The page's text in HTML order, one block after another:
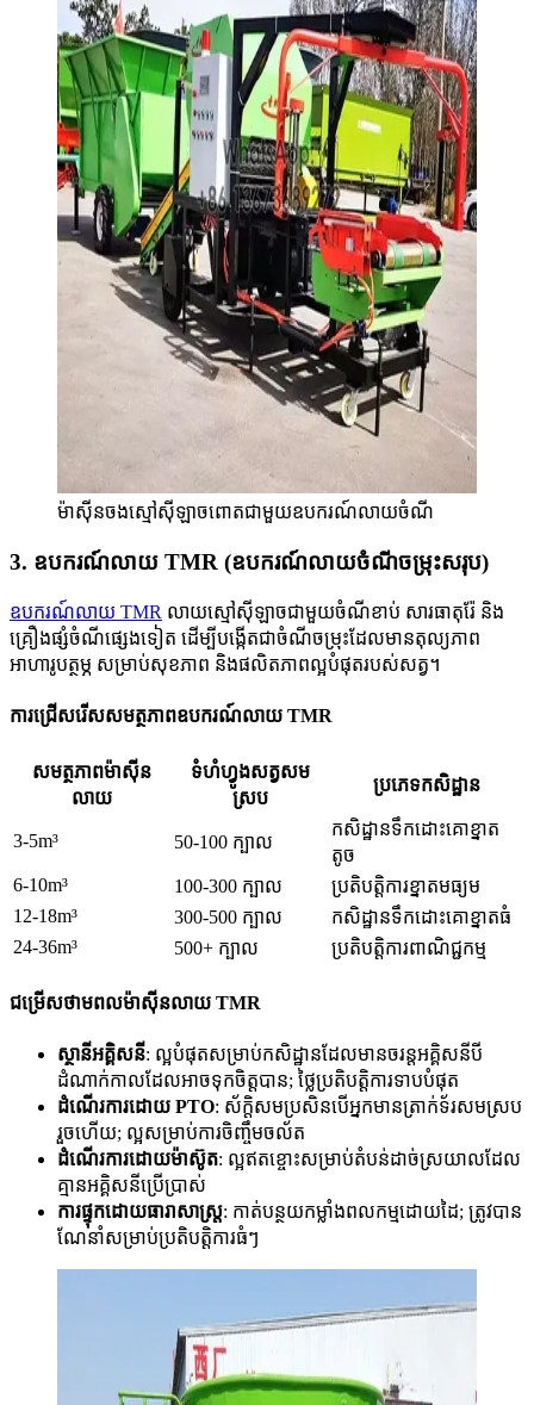
ម៉ាស៊ីនចងស្មៅស៊ីឡាចពោតជាមួយឧបករណ៍លាយចំណី
3. ឧបករណ៍លាយ TMR (ឧបករណ៍លាយចំណីចម្រុះសរុប)
ឧបករណ៍លាយ TMR លាយស្មៅស៊ីឡាចជាមួយចំណីខាប់ សារធាតុរ៉ែ និង
គ្រឿងផ្សំចំណីផ្សេងទៀត ដើម្បីបង្កើតជាចំណីចម្រុះដែលមានតុល្យភាព
អាហារូបត្ថម្ភ សម្រាប់សុខភាព និងផលិតភាពល្អបំផុតរបស់សត្វ។
ការជ្រើសរើសសមត្ថភាពឧបករណ៍លាយ TMR
សមត្ថភាពម៉ាស៊ីន
លាយ
ទំហំហ្វូងសត្វសម
ស្រប
ប្រភេទកសិដ្ឋាន
3-5m³ 50-100 ក្បាល
កសិដ្ឋានទឹកដោះគោខ្នាត
តូច
6-10m³
100-300 ក្បាល
ប្រតិបត្តិការខ្នាតមធ្យម
12-18m³
300-500 ក្បាល
កសិដ្ឋានទឹកដោះគោខ្នាតធំ
24-36m³
500+ ក្បាល ប្រតិបត្តិការពាណិជ្ជកម្ម
ជម្រើសថាមពលម៉ាស៊ីនលាយ TMR
ស្ថានីអគ្គិសនី: ល្អបំផុតសម្រាប់កសិដ្ឋានដែលមានចរន្តអគ្គិសនីបី
ដំណាក់កាលដែលអាចទុកចិត្តបាន; ថ្លៃប្រតិបត្តិការទាបបំផុត
ដំណើរការដោយ PTO: ស័ក្តិសមប្រសិនបើអ្នកមានត្រាក់ទ័រសមស្រប
រួចហើយ; ល្អសម្រាប់ការចិញ្ចឹមចល័ត
ដំណើរការដោយម៉ាស៊ូត: ល្អឥតខ្ចោះសម្រាប់តំបន់ដាច់ស្រយាលដែល
គ្មានអគ្គិសនីប្រើប្រាស់
ការផ្ទុកដោយធារាសាស្ត្រ: កាត់បន្ថយកម្លាំងពលកម្មដោយដៃ; ត្រូវបាន
ណែនាំសម្រាប់ប្រតិបត្តិការធំៗ